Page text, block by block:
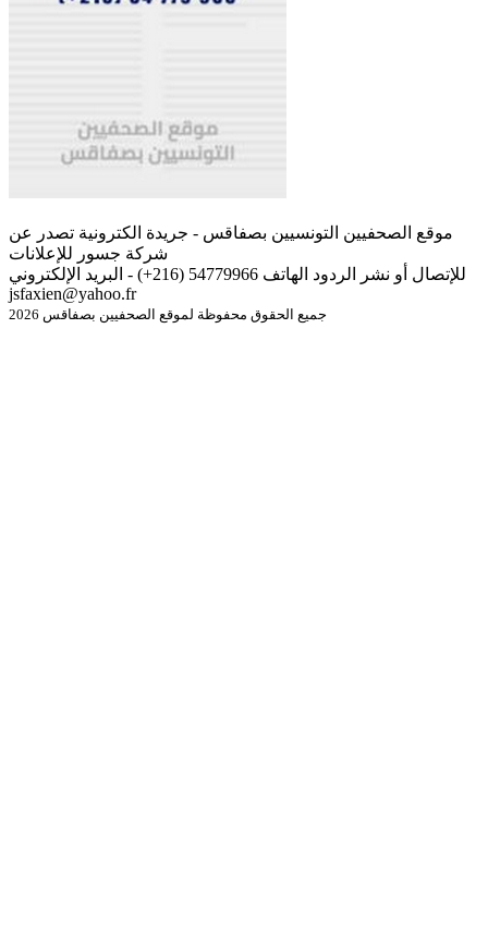
موقع الصحفيين التونسيين بصفاقس - جريدة الكترونية تصدر عن
شركة جسور للإعلانات
للإتصال أو نشر الردود الهاتف 54779966 (216+) - البريد الإلكتروني
jsfaxien@yahoo.fr
جميع الحقوق محفوظة لموقع الصحفيين بصفاقس 2026